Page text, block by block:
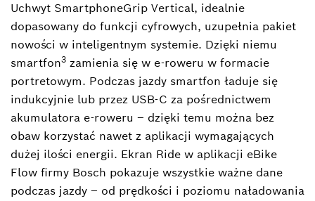
Uchwyt SmartphoneGrip Vertical, idealnie
dopasowany do funkcji cyfrowych, uzupełnia pakiet
nowości w inteligentnym systemie. Dzięki niemu
smartfon3 zamienia się w e-roweru w formacie
portretowym. Podczas jazdy smartfon ładuje się
indukcyjnie lub przez USB-C za pośrednictwem
akumulatora e-roweru – dzięki temu można bez
obaw korzystać nawet z aplikacji wymagających
dużej ilości energii. Ekran Ride w aplikacji eBike
Flow firmy Bosch pokazuje wszystkie ważne dane
podczas jazdy – od prędkości i poziomu naładowania